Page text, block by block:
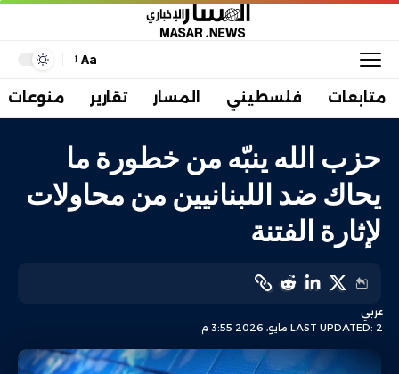
Aa
متابعات فلسطيني المسار تقارير منوعات
حزب الله ينبّه من خطورة ما
يحاك ضد اللبنانيين من محاولات
لإثارة الفتنة
LAST UPDATED: 2 مايو، 2026 3:55 م
عربي